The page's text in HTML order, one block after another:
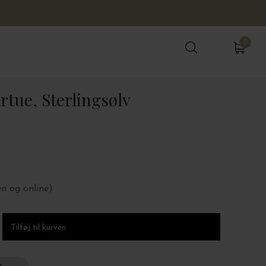
0
Sterlingsølv
og online)